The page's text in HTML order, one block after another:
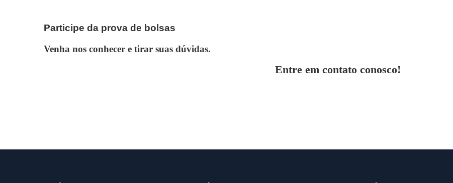
Participe da prova de bolsas
Venha nos conhecer e tirar suas dúvidas.
Entre em contato conosco!